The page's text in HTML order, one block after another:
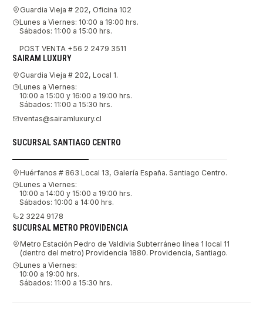
Guardia Vieja # 202, Oficina 102
Lunes a Viernes: 10:00 a 19:00 hrs.
Sábados: 11:00 a 15:00 hrs.
POST VENTA +56 2 2479 3511
SAIRAM LUXURY
Guardia Vieja # 202, Local 1.
Lunes a Viernes:
10:00 a 15:00 y 16:00 a 19:00 hrs.
Sábados: 11:00 a 15:30 hrs.
ventas@sairamluxury.cl
SUCURSAL SANTIAGO CENTRO
Huérfanos # 863 Local 13, Galería España. Santiago Centro.
Lunes a Viernes:
10:00 a 14:00 y 15:00 a 19:00 hrs.
Sábados: 10:00 a 14:00 hrs.
2 3224 9178
SUCURSAL METRO PROVIDENCIA
Metro Estación Pedro de Valdivia Subterráneo línea 1 local 11
(dentro del metro) Providencia 1880. Providencia, Santiago.
Lunes a Viernes:
10:00 a 19:00 hrs.
Sábados: 11:00 a 15:30 hrs.